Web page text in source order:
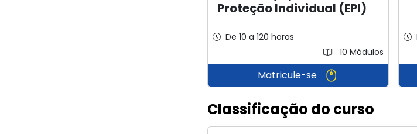
Proteção Individual (EPI)
De 10 a 120 horas
10 Módulos
Matricule-se
Classificação do curso